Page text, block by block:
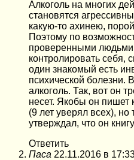
Алкоголь на многих
становятся
какую-то ахинею,
Поэтому по
проверенными
контролировать себя,
один знакомый есть
психической болезни.
алкоголь. Так, вот он
несет. Якобы он пишет
(9 лет уверял всех), но
утверждал, что он
Ответить
Паса 22.11.2016 в